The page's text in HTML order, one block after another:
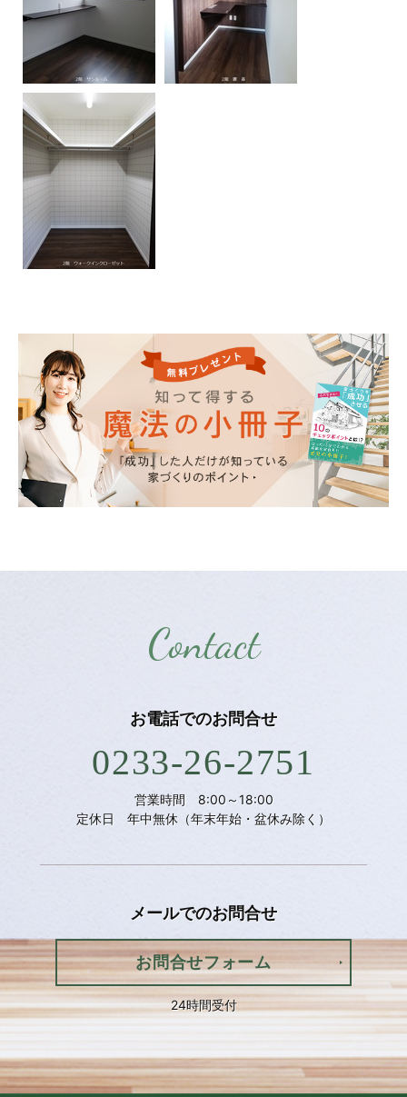
Contact
お電話でのお問合せ
0233-26-2751
営業時間 8:00～18:00
定休日 年中無休（年末年始・盆休み除く）
メールでのお問合せ
お問合せフォーム
24時間受付